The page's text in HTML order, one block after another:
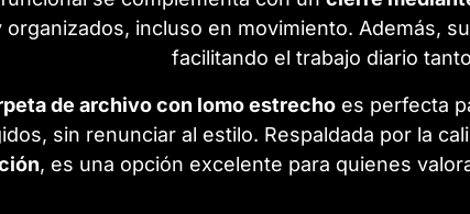
organizados, incluso en movimiento. Además,
facilitando el trabajo diario
de archivo con lomo estrechoes perfecta
sin renunciar al estilo. Respaldada por la
, es una opción excelente para quienes